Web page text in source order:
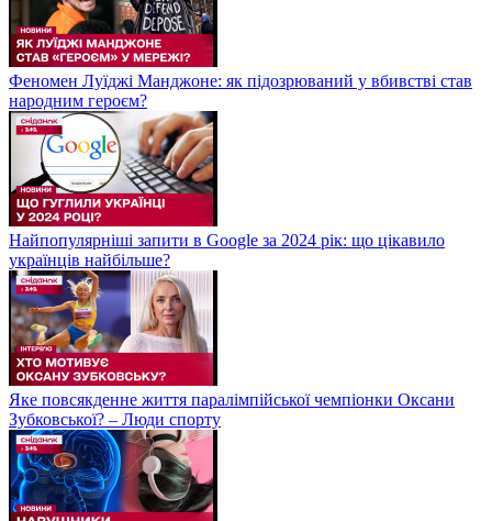
Феномен Луїджі Манджоне: як підозрюваний у вбивстві став
народним героєм?
Найпопулярніші запити в Google за 2024 рік: що цікавило
українців найбільше?
Яке повсякденне життя паралімпійської чемпіонки Оксани
Зубковської? – Люди спорту